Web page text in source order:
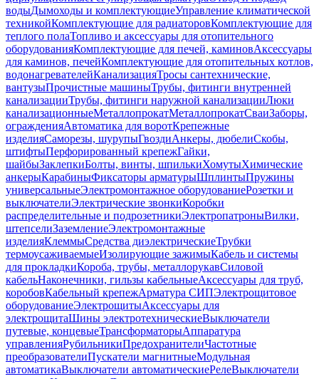
водыДымоходы и комплектующиеУправление климатической
техникойКомплектующие для радиаторовКомплектующие для
теплого полаТопливо и аксессуары для отопительного
оборудованияКомплектующие для печей, каминовАксессуары
для каминов, печейКомплектующие для отопительных котлов,
водонагревателейКанализацияТросы сантехнические,
вантузыПрочистные машиныТрубы, фитинги внутренней
канализацииТрубы, фитинги наружной канализацииЛюки
канализационныеМеталлопрокатМеталлопрокатСваиЗаборы,
огражденияАвтоматика для воротКрепежные
изделияСаморезы, шурупыГвоздиАнкеры, дюбелиСкобы,
штифтыПерфорированный крепежГайки,
шайбыЗаклепкиБолты, винты, шпилькиХомутыХимические
анкерыКарабиныФиксаторы арматурыШплинтыПружины
универсальныеЭлектромонтажное оборудованиеРозетки и
выключателиЭлектрические звонкиКоробки
распределительные и подрозетникиЭлектропатроныВилки,
штепселиЗаземлениеЭлектромонтажные
изделияКлеммыСредства диэлектрическиеТрубки
термоусаживаемыеИзолирующие зажимыКабель и системы
для прокладкиКороба, трубы, металлорукавСиловой
кабельНаконечники, гильзы кабельныеАксессуары для труб,
коробовКабельный крепежАрматура СИПЭлектрощитовое
оборудованиеЭлектрощитыАксессуары для
электрощитаШины электротехническиеВыключатели
путевые, концевыеТрансформаторыАппаратура
управленияРубильникиПредохранителиЧастотные
преобразователиПускатели магнитныеМодульная
автоматикаВыключатели автоматическиеРелеВыключатели